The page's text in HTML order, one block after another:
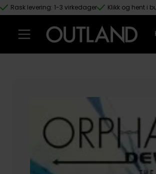
Hopp til hovedinnhold
Rask levering: 1-3 virkedager Klikk og hent i